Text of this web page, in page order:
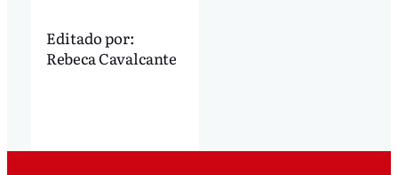
Editado por:
Rebeca Cavalcante